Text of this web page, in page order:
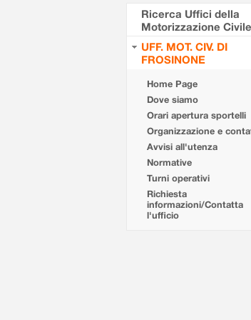
Ricerca Uffici della
Motorizzazione Civile
UFF. MOT. CIV. DI
FROSINONE
Home Page
Dove siamo
Orari apertura sportelli
Organizzazione e
Avvisi all'utenza
Normative
Turni operativi
Richiesta
informazioni/Contatta
l'ufficio